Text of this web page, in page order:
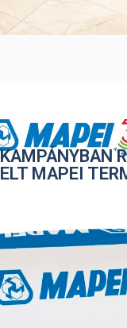
MAPEI